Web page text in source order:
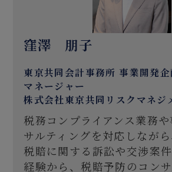
窪澤 朋子
東京共同会計事務所 事業開発
マネージャー
株式会社東京共同リスクマネジ
税務コンプライアンス業務
サルティングを対応しなが
税賠に関する訴訟や交渉案
経験から、税賠予防のコン